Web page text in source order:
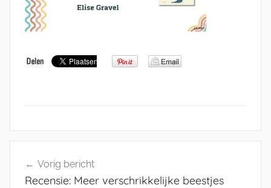
navigatie
Vorig bericht
Recensie: Meer verschrikkelijke beestjes